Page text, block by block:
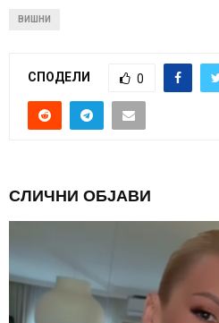
ВИШНИ
СПОДЕЛИ 0
СЛИЧНИ ОБЈАВИ